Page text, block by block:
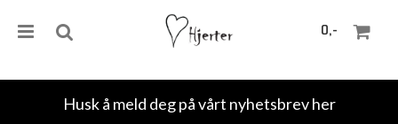
0,-
Husk å meld deg på vårt nyhetsbrev her